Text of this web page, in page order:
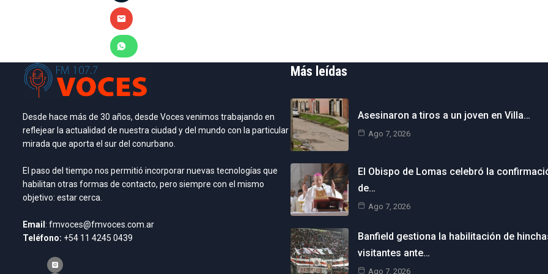
Desde hace más de 30 años, desde Voces venimos trabajando en
reflejear la actualidad de nuestra ciudad y del mundo con la particular
mirada que aporta el sur del conurbano.
El paso del tiempo nos permitió incorporar nuevas tecnologías que
habilitan otras formas de contacto, pero siempre con el mismo
objetivo: estar cerca.
Email: fmvoces@fmvoces.com.ar
Teléfono: +54 11 4245 0439
Más leídas
Asesinaron a tiros a un joven en Villa…
Ago 7, 2026
El Obispo de Lomas celebró la
de…
Ago 7, 2026
Banfield gestiona la habilitación de
visitantes ante…
Ago 7, 2026